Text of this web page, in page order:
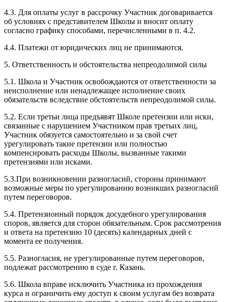
4.3. Для оплаты услуг в рассрочку Участник договаривается
об условиях с представителем Школы и вносит оплату
согласно графику способами, перечисленными в п. 4.2.
4.4. Платежи от юридических лиц не принимаются.
5. Ответственность и обстоятельства непреодолимой силы
5.1. Школа и Участник освобождаются от ответственности за
неисполнение или ненадлежащее исполнение своих
обязательств вследствие обстоятельств непреодолимой силы.
5.2. Если третьи лица предъявят Школе претензии или иски,
связанные с нарушением Участником прав третьих лиц,
Участник обязуется самостоятельно и за свой счет
урегулировать такие претензии или полностью
компенсировать расходы Школы, вызванные такими
претензиями или исками.
5.3.При возникновении разногласий, стороны принимают
возможные меры по урегулированию возникших разногласий
путем переговоров.
5.4. Претензионный порядок досудебного урегулирования
споров, является для сторон обязательным. Срок рассмотрения
и ответа на претензию 10 (десять) календарных дней с
момента ее получения.
5.5. Разногласия, не урегулированные путем переговоров,
подлежат рассмотрению в суде г. Казань.
5.6. Школа вправе исключить Участника из прохождения
курса и ограничить ему доступ к своим услугам без возврата